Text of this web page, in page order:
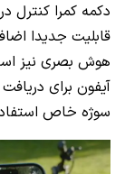
هوش بصری نیز
آیفون برای
سوژه خاص